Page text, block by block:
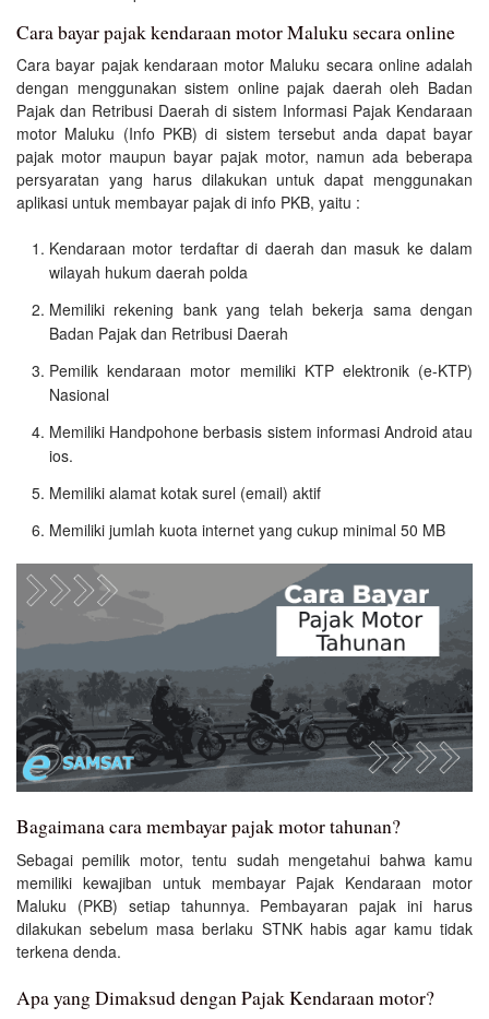
Cara bayar pajak kendaraan motor Maluku secara online
Cara bayar pajak kendaraan motor Maluku secara online adalah
dengan menggunakan sistem online pajak daerah oleh Badan
Pajak dan Retribusi Daerah di sistem Informasi Pajak Kendaraan
motor Maluku (Info PKB) di sistem tersebut anda dapat bayar
pajak motor maupun bayar pajak motor, namun ada beberapa
persyaratan yang harus dilakukan untuk dapat menggunakan
aplikasi untuk membayar pajak di info PKB, yaitu :
Kendaraan motor terdaftar di daerah dan masuk ke dalam
wilayah hukum daerah polda
Memiliki rekening bank yang telah bekerja sama dengan
Badan Pajak dan Retribusi Daerah
Pemilik kendaraan motor memiliki KTP elektronik (e-KTP)
Nasional
Memiliki Handpohone berbasis sistem informasi Android atau
ios.
Memiliki alamat kotak surel (email) aktif
Memiliki jumlah kuota internet yang cukup minimal 50 MB
Bagaimana cara membayar pajak motor tahunan?
Sebagai pemilik motor, tentu sudah mengetahui bahwa kamu
memiliki kewajiban untuk membayar Pajak Kendaraan motor
Maluku (PKB) setiap tahunnya. Pembayaran pajak ini harus
dilakukan sebelum masa berlaku STNK habis agar kamu tidak
terkena denda.
Apa yang Dimaksud dengan Pajak Kendaraan motor?